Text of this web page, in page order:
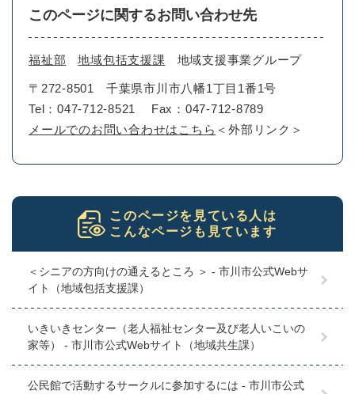
このページに関するお問い合わせ先
福祉部 地域包括支援課 地域支援事業グループ
〒272-8501
千葉県市川市八幡1丁目1番1号
Tel：047-712-8521
Fax：047-712-8789
メールでのお問い合わせはこちら ＜外部リンク＞
このページを見ている人は
こんなページも見ています
＜シニアの方向けの通えるところ ＞ - 市川市公式Webサ
イト（地域包括支援課）
いきいきセンター（老人福祉センター及び老人いこいの
家等） - 市川市公式Webサイト（地域共生課）
公民館で活動するサークルに参加するには - 市川市公式